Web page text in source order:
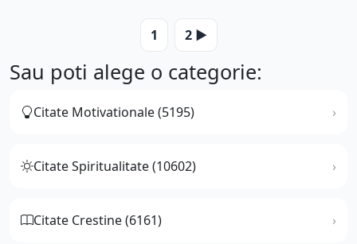
1 2 ▶️
Sau poti alege o categorie:
Citate Motivationale (5195)
Citate Spiritualitate (10602)
Citate Crestine (6161)